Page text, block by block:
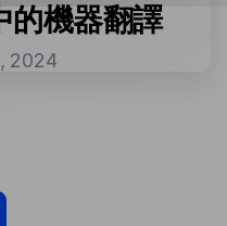
的機器翻譯
2024